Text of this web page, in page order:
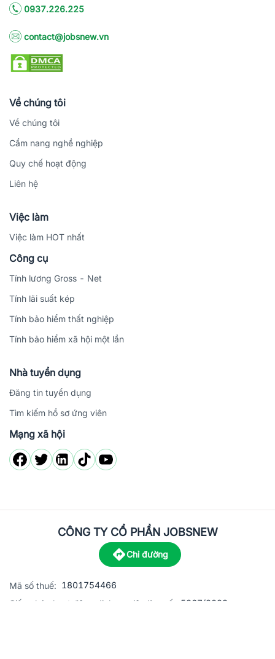
0937.226.225
contact@jobsnew.vn
Về chúng tôi
Về chúng tôi
Cẩm nang nghề nghiệp
Quy chế hoạt động
Liên hệ
Việc làm
Việc làm HOT nhất
Công cụ
Tính lương Gross - Net
Tính lãi suất kép
Tính bảo hiểm thất nghiệp
Tính bảo hiểm xã hội một lần
Nhà tuyển dụng
Đăng tin tuyển dụng
Tìm kiếm hồ sơ ứng viên
Mạng xã hội
CÔNG TY CỔ PHẦN JOBSNEW
Chỉ đường
Mã số thuế: 1801754466
Giấy phép hoạt động dịch vụ việc làm số:
5867/2023